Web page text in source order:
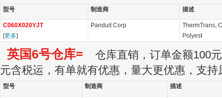
型号 制造商 描述
C060X020YJT
[更多]
Panduit Corp
ThermTrans,
Polyest
英国6号仓库= 仓库直销，订单金额100
元含税运，有单就有优惠，量大更优惠，支持
型号 制造商 描述